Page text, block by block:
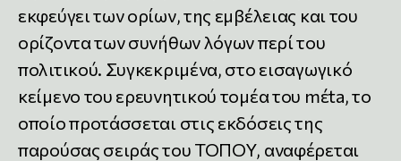
εκφεύγει των ορίων, της εμβέλειας και του
ορίζοντα των συνήθων λόγων περί του
πολιτικού. Συγκεκριμένα, στο εισαγωγικό
κείμενο του ερευνητικού τομέα του mέta, το
οποίο προτάσσεται στις εκδόσεις της
παρούσας σειράς του ΤΟΠΟΥ, αναφέρεται